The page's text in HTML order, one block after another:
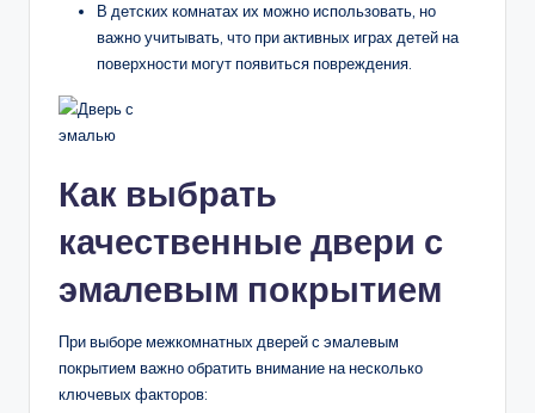
В детских комнатах их можно использовать, но
важно учитывать, что при активных играх детей на
поверхности могут появиться повреждения.
Как выбрать
качественные двери с
эмалевым покрытием
При выборе межкомнатных дверей с эмалевым
покрытием важно обратить внимание на несколько
ключевых факторов: